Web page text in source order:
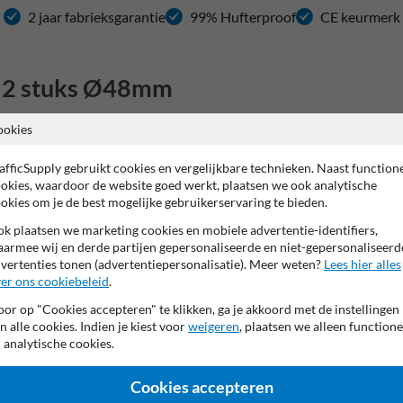
2 jaar fabrieksgarantie 99% Hufterproof CE keurmerk
stuks Ø48mm
van verkeersborden? De verkeersbordbeugel standaard
compleet met roestvrijstalen bouten en moeren en is
set veelzijdigheid en betrouwbaarheid, zowel langs de openbare weg
van borden, zelfs op winderige locaties. Dankzij de compatibiliteit
zorgen ervoor dat de beugels bestand zijn tegen
maar ook een veilige keuze.
stalen klemplaat en is geschikt voor palen en buizen met een
van de klemplaat is 82 mm, ideaal voor de meeste
op locaties waar een stevige montage erg belangrijk is.
gebruikt cookies en vergelijkbare technieken. Naast
waardoor de website goed werkt, plaatsen we ook analytische
om je de best mogelijke gebruikerservaring te bieden.
plaatsen we marketing cookies en mobiele advertentie-identifiers,
wij en derde partijen gepersonaliseerde en niet-
tonen (advertentiepersonalisatie). Meer weten? Lees hier alles
ons cookiebeleid.
op "Cookies accepteren" te klikken, ga je akkoord met de instellingen
alle cookies. Indien je kiest voorweigeren, plaatsen we alleen
analytische cookies.
Cookies accepteren